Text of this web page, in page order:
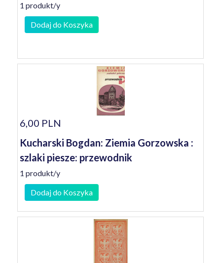
1 produkt/y
Dodaj do Koszyka
6,00 PLN
Kucharski Bogdan: Ziemia Gorzowska :
szlaki piesze: przewodnik
1 produkt/y
Dodaj do Koszyka